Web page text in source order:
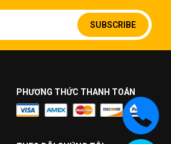
SUBSCRIBE
PHƯƠNG THỨC THANH TOÁN